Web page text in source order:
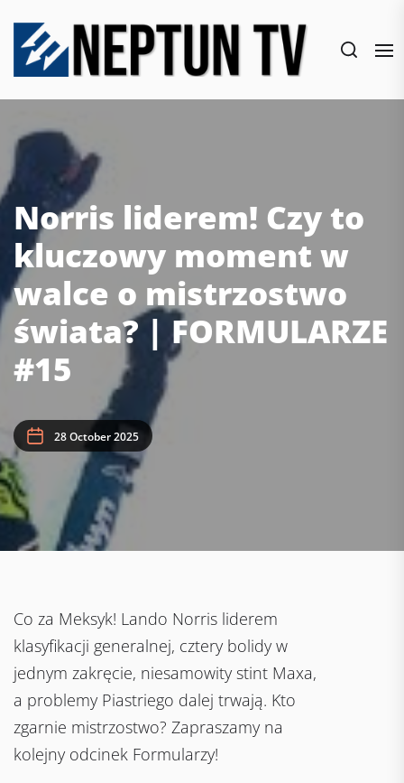
content
Norris liderem! Czy to
kluczowy moment w
walce o mistrzostwo
świata? | FORMULARZE
#15
28 October 2025
Co za Meksyk! Lando Norris liderem
klasyfikacji generalnej, cztery bolidy w
jednym zakręcie, niesamowity stint Maxa,
a problemy Piastriego dalej trwają. Kto
zgarnie mistrzostwo? Zapraszamy na
kolejny odcinek Formularzy!